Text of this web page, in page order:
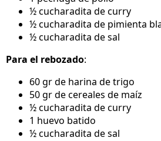
½ cucharadita de curry
½ cucharadita de pimienta
½ cucharadita de sal
Para el rebozado:
60 gr de harina de trigo
50 gr de cereales de maíz
½ cucharadita de curry
1 huevo batido
½ cucharadita de sal